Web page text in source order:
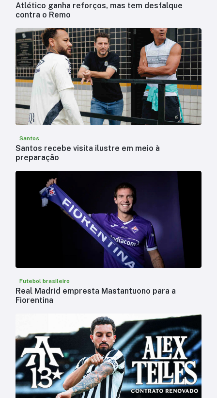
Atlético ganha reforços, mas tem desfalque
contra o Remo
Santos
Santos recebe visita ilustre em meio à
preparação
Futebol brasileiro
Real Madrid empresta Mastantuono para a
Fiorentina